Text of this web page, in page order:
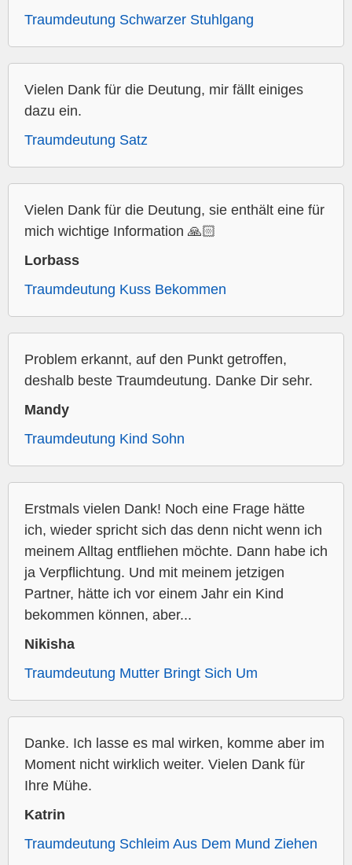
Traumdeutung Schwarzer Stuhlgang
Vielen Dank für die Deutung, mir fällt einiges
dazu ein.
Traumdeutung Satz
Vielen Dank für die Deutung, sie enthält eine für
mich wichtige Information 🙏🏻
Lorbass
Traumdeutung Kuss Bekommen
Problem erkannt, auf den Punkt getroffen,
deshalb beste Traumdeutung. Danke Dir sehr.
Mandy
Traumdeutung Kind Sohn
Erstmals vielen Dank! Noch eine Frage hätte
ich, wieder spricht sich das denn nicht wenn ich
meinem Alltag entfliehen möchte. Dann habe ich
ja Verpflichtung. Und mit meinem jetzigen
Partner, hätte ich vor einem Jahr ein Kind
bekommen können, aber...
Nikisha
Traumdeutung Mutter Bringt Sich Um
Danke. Ich lasse es mal wirken, komme aber im
Moment nicht wirklich weiter. Vielen Dank für
Ihre Mühe.
Katrin
Traumdeutung Schleim Aus Dem Mund Ziehen